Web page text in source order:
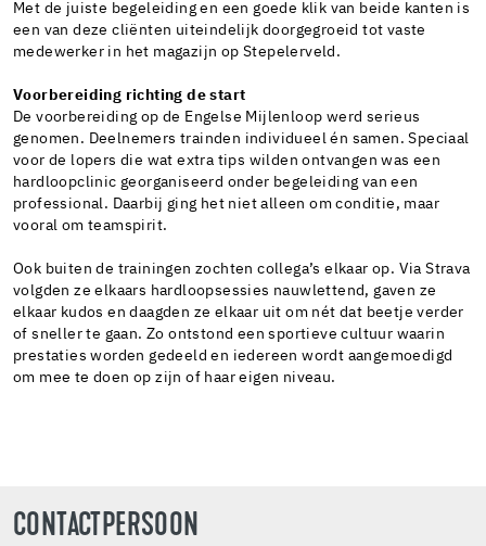
Met de juiste begeleiding en een goede klik van beide kanten is
een van deze cliënten uiteindelijk doorgegroeid tot vaste
medewerker in het magazijn op Stepelerveld.
Voorbereiding richting de start
De voorbereiding op de Engelse Mijlenloop werd serieus
genomen. Deelnemers trainden individueel én samen. Speciaal
voor de lopers die wat extra tips wilden ontvangen was een
hardloopclinic georganiseerd onder begeleiding van een
professional. Daarbij ging het niet alleen om conditie, maar
vooral om teamspirit.
Ook buiten de trainingen zochten collega’s elkaar op. Via Strava
volgden ze elkaars hardloopsessies nauwlettend, gaven ze
elkaar kudos en daagden ze elkaar uit om nét dat beetje verder
of sneller te gaan. Zo ontstond een sportieve cultuur waarin
prestaties worden gedeeld en iedereen wordt aangemoedigd
om mee te doen op zijn of haar eigen niveau.
CONTACTPERSOON